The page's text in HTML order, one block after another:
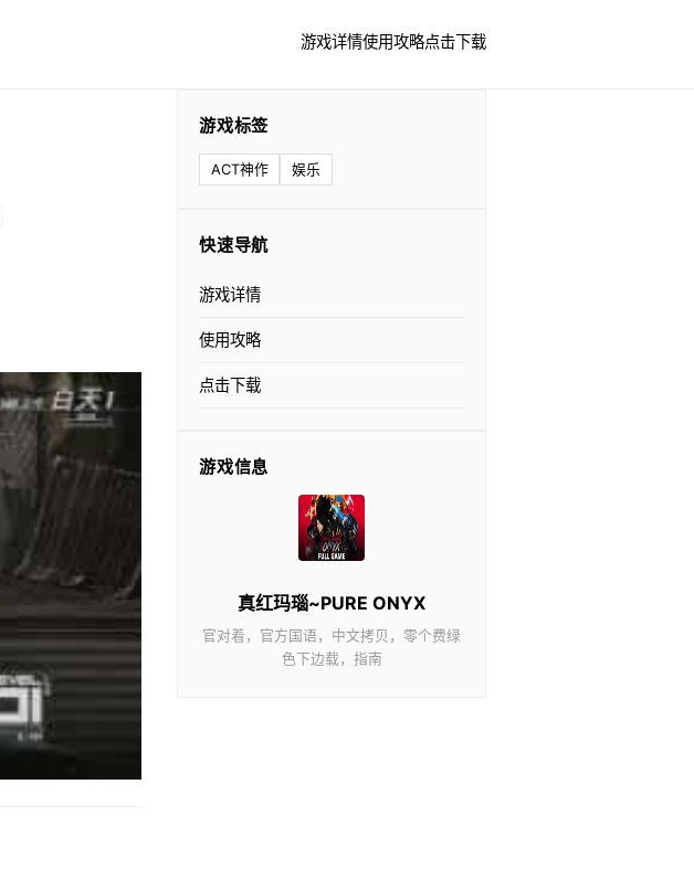
游戏详情使用攻略点击下载
游戏标签
ACT神作 娱乐
快速导航
游戏详情
使用攻略
点击下载
游戏信息
真红玛瑙~PURE ONYX
官对着，官方国语，中文拷贝，零个费绿
色下边载，指南